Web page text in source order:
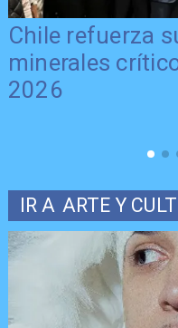
Chile refuerza
minerales
2026
IR A ARTE Y